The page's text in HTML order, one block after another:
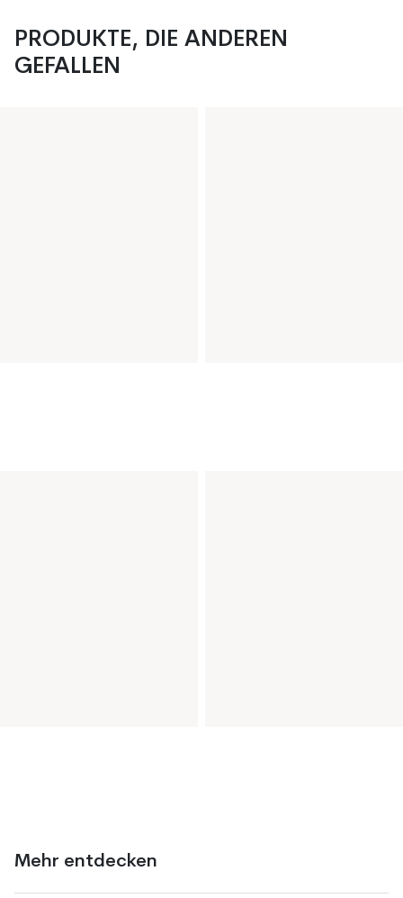
PRODUKTE, DIE ANDEREN
GEFALLEN
Mehr entdecken